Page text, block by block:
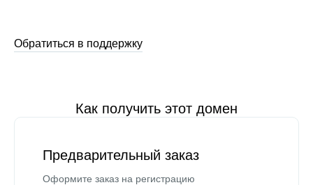
Обратиться в поддержку
Как получить этот домен
Предварительный заказ
Оформите заказ на регистрацию